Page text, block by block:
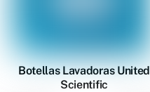
Botellas Lavadoras United
Scientific